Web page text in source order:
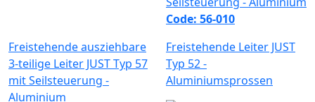
Code: 56-010
Freistehende ausziehbare
3-teilige Leiter JUST Typ 57
mit Seilsteuerung -
Aluminium
Freistehende Leiter JUST
Typ 52 -
Aluminiumsprossen